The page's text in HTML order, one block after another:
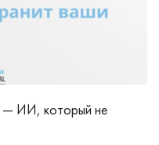
— ИИ, который не